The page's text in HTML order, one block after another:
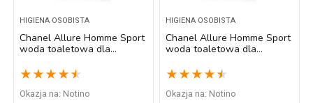
HIGIENA OSOBISTA
Chanel Allure Homme Sport
woda toaletowa dla
★ ★ ★ ★ ★
Okazja na: Notino
HIGIENA OSOBISTA
Chanel Allure Homme Sport
woda toaletowa dla
★ ★ ★ ★ ★
Okazja na: Notino